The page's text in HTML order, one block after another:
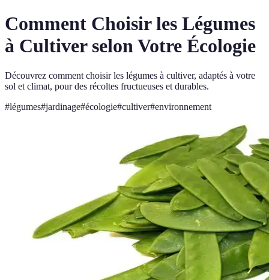
Comment Choisir les Légumes
à Cultiver selon Votre Écologie
Découvrez comment choisir les légumes à cultiver, adaptés à votre
sol et climat, pour des récoltes fructueuses et durables.
#légumes#jardinage#écologie#cultiver#environnement